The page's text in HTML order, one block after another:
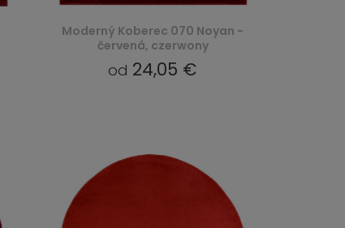
Moderný Koberec 070 Noyan -
červená, czerwony
od 24,05 €